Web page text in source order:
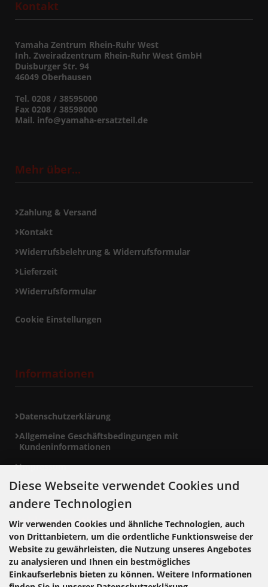
Kontakt
Yamaha Zentrum Rhein-Ruhr West
Inh. Zweiradzentrum Rhein-Ruhr West GmbH
Duisburger Str. 94
46049 Oberhausen
Tel. 0208 / 38595000
Fax 0208 / 38598000
Mail. info@yamaha-ersatzteil.de
Mehr über...
Zahlung & Versand
Kontakt
Widerrufsbelehrung & Widerrufsformular
Lieferzeit
Widerrufsformular
Cookie Einstellungen
Informationen
Datenschutzerklärung
Allgemeine Geschäftsbedingungen mit
Kundeninformationen
Impressum
Zahlungsmethoden
Diese Webseite verwendet Cookies und
andere Technologien
Wir verwenden Cookies und ähnliche Technologien, auch
von Drittanbietern, um die ordentliche Funktionsweise der
Website zu gewährleisten, die Nutzung unseres Angebotes
zu analysieren und Ihnen ein bestmögliches
Einkaufserlebnis bieten zu können. Weitere Informationen